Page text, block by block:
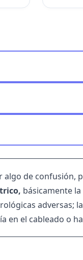
de confusión,
básicamente
adversas;
en el cableado o